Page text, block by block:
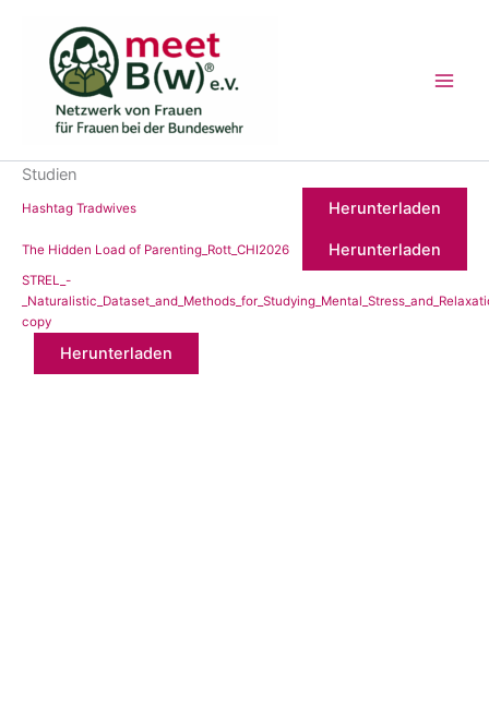
springen
Studien
Hashtag Tradwives Herunterladen
The Hidden Load of Parenting_Rott_CHI2026 Herunterladen
STREL_-
copy
Herunterladen